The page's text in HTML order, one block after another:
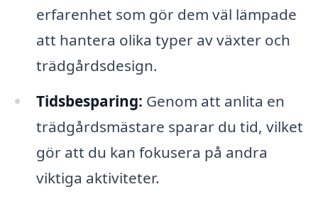
erfarenhet som gör dem väl lämpade
att hantera olika typer av växter och
trädgårdsdesign.
Tidsbesparing: Genom att anlita en
trädgårdsmästare sparar du tid, vilket
gör att du kan fokusera på andra
viktiga aktiviteter.